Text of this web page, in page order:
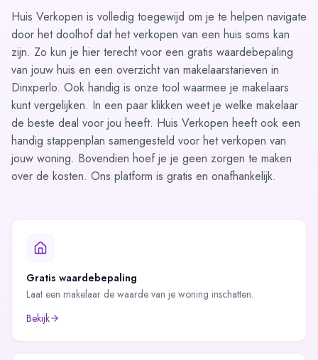
Huis Verkopen is volledig toegewijd om je te helpen navigate
door het doolhof dat het verkopen van een huis soms kan
zijn. Zo kun je hier terecht voor een gratis waardebepaling
van jouw huis en een overzicht van makelaarstarieven in
Dinxperlo. Ook handig is onze tool waarmee je makelaars
kuntvergelijken. In een paar klikken weet je welke makelaar
de beste deal voor jou heeft. Huis Verkopen heeft ook een
handig stappenplan samengesteld voor het verkopen van
jouw woning. Bovendien hoef je je geen zorgen te maken
over de kosten. Ons platform is gratis en onafhankelijk.
Gratis waardebepaling
Laat een makelaar de waarde van je woning inschatten.
Bekijk